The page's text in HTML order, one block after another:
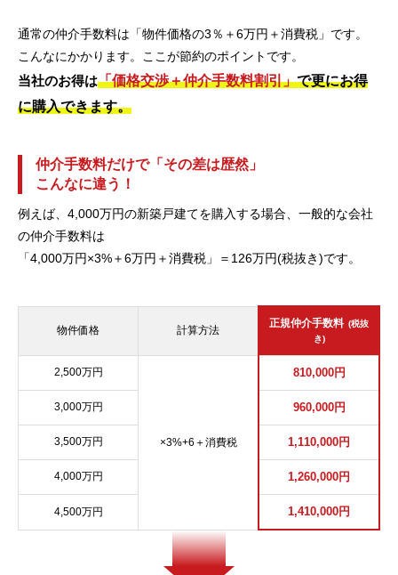
通常の仲介手数料は「物件価格の3％＋6万円＋消費税」です。
こんなにかかります。ここが節約のポイントです。
当社のお得は「価格交渉＋仲介手数料割引」で更にお得
に購入できます。
仲介手数料だけで「その差は歴然」
こんなに違う！
例えば、4,000万円の新築戸建てを購入する場合、一般的な会社
の仲介手数料は
「4,000万円×3%＋6万円＋消費税」＝126万円(税抜き)です。
物件価格 計算方法
正規仲介手数料 (税抜
き)
2,500万円
×3%+6＋消費税
810,000円
3,000万円 960,000円
3,500万円 1,110,000円
4,000万円 1,260,000円
4,500万円 1,410,000円